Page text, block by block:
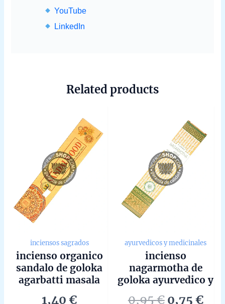
YouTube
LinkedIn
Related products
inciensos sagrados
incienso organico
sandalo de goloka
agarbatti masala
1,40€
ayurvedicos y medicinales
incienso
nagarmotha de
goloka ayurvedico y
0,95€ Original
0,75 €